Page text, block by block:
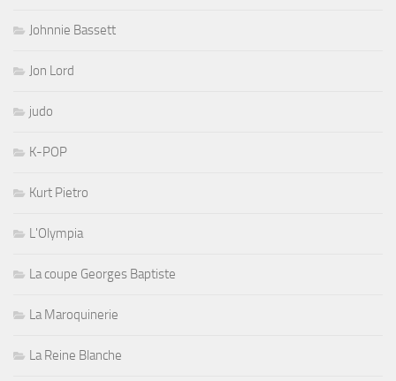
Johnnie Bassett
Jon Lord
judo
K-POP
Kurt Pietro
L'Olympia
La coupe Georges Baptiste
La Maroquinerie
La Reine Blanche